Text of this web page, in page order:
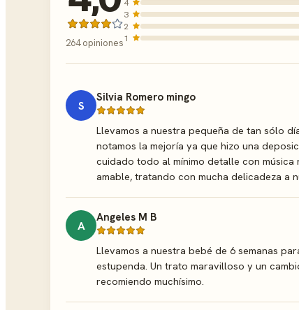
264 opiniones
3
2
1
S
Silvia Romero mingo
Llevamos a nuestra pequeña de tan sólo
notamos la mejoría ya que hizo una
cuidado todo al mínimo detalle con
amable, tratando con mucha delicadeza a
A
Angeles M B
Llevamos a nuestra bebé de 6 semanas
estupenda. Un trato maravilloso y un
recomiendo muchísimo.